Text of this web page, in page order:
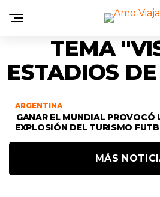
TEMA
ESTADIOS
ARGENTINA
GANAR EL MUNDIAL PROVOCÓ
EXPLOSIÓN DEL TURISMO
MÁS